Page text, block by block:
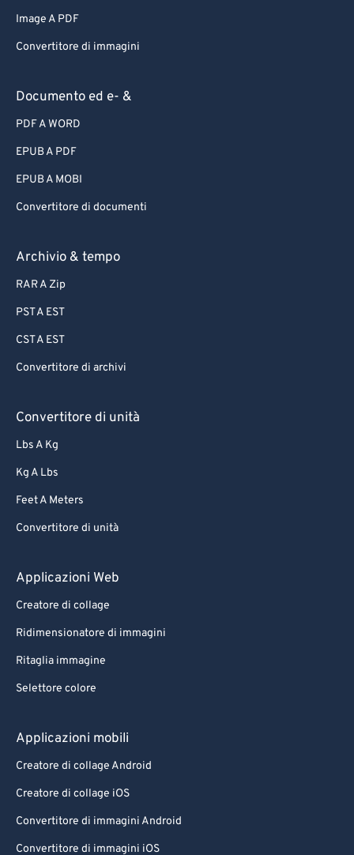
Image A PDF
Convertitore di immagini
Documento ed e- &
PDF A WORD
EPUB A PDF
EPUB A MOBI
Convertitore di documenti
Archivio & tempo
RAR A Zip
PST A EST
CST A EST
Convertitore di archivi
Convertitore di unità
Lbs A Kg
Kg A Lbs
Feet A Meters
Convertitore di unità
Applicazioni Web
Creatore di collage
Ridimensionatore di immagini
Ritaglia immagine
Selettore colore
Applicazioni mobili
Creatore di collage Android
Creatore di collage iOS
Convertitore di immagini Android
Convertitore di immagini iOS